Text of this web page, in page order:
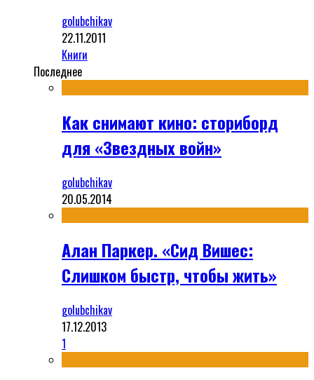
golubchikav
22.11.2011
Книги
Последнее
Как снимают кино: сториборд
для «Звездных войн»
golubchikav
20.05.2014
Алан Паркер. «Сид Вишес:
Слишком быстр, чтобы жить»
golubchikav
17.12.2013
1